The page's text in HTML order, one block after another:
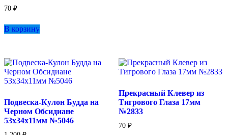
70 ₽
В корзину
Подвеска-Кулон Будда на
Черном Обсидиане
53х34х11мм №5046
Прекрасный Клевер из
Тигрового Глаза 17мм
№2833
70 ₽